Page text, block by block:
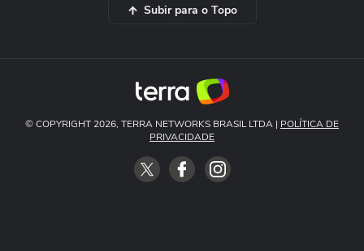
Subir para o Topo
© COPYRIGHT 2026, TERRA NETWORKS BRASIL LTDA | POLÍTICA DE
PRIVACIDADE